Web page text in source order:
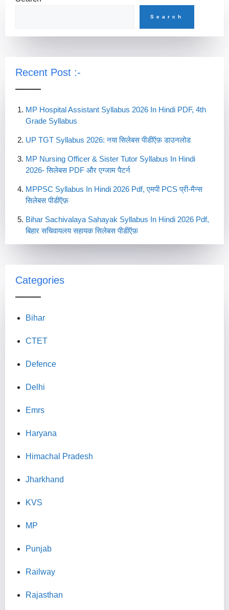
Search
Recent Post :-
MP Hospital Assistant Syllabus 2026 In Hindi PDF, 4th
Grade Syllabus
UP TGT Syllabus 2026: नया सिलेबस पीडीऍफ़ डाउनलोड
MP Nursing Officer & Sister Tutor Syllabus In Hindi
2026- सिलेबस PDF और एग्जाम पैटर्न
MPPSC Syllabus In Hindi 2026 Pdf, एमपी PCS प्री-मैन्स
सिलेबस पीडीऍफ़
Bihar Sachivalaya Sahayak Syllabus In Hindi 2026 Pdf,
बिहार सचिवायलय सहायक सिलेबस पीडीऍफ़
Categories
Bihar
CTET
Defence
Delhi
Emrs
Haryana
Himachal Pradesh
Jharkhand
KVS
MP
Punjab
Railway
Rajasthan